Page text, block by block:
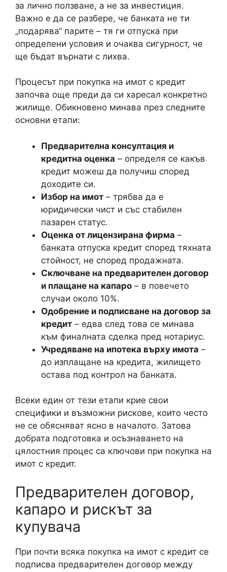
за лично ползване, а не за инвестиция.
Важно е да се разбере, че банката не ти
„подарява“ парите – тя ги отпуска при
определени условия и очаква сигурност, че
ще бъдат върнати с лихва.
Процесът при покупка на имот с кредит
започва още преди да си харесал конкретно
жилище. Обикновено минава през следните
основни етапи:
Предварителна консултация и
кредитна оценка – определя се какъв
кредит можеш да получиш според
доходите си.
Избор на имот – трябва да е
юридически чист и със стабилен
пазарен статус.
Оценка от лицензирана фирма –
банката отпуска кредит според тяхната
стойност, не според продажната.
Сключване на предварителен договор
и плащане на капаро – в повечето
случаи около 10%.
Одобрение и подписване на договор за
кредит – едва след това се минава
към финалната сделка пред нотариус.
Учредяване на ипотека върху имота –
до изплащане на кредита, жилището
остава под контрол на банката.
Всеки един от тези етапи крие свои
специфики и възможни рискове, които често
не се обясняват ясно в началото. Затова
добрата подготовка и осъзнаването на
цялостния процес са ключови при покупка на
имот с кредит.
Предварителен договор,
капаро и рискът за
купувача
При почти всяка покупка на имот с кредит се
подписва предварителен договор между